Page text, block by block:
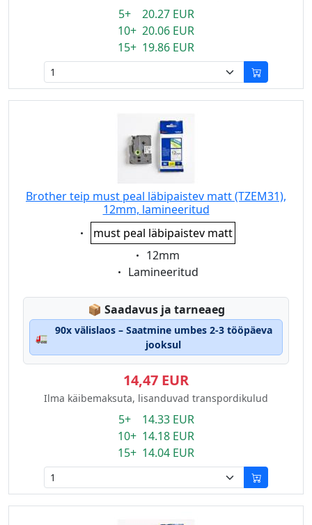
5+ 20.27 EUR
10+ 20.06 EUR
15+ 19.86 EUR
Brother teip must peal läbipaistev matt (TZEM31),
12mm, lamineeritud
Eigenschaft:
must peal läbipaistev matt
Eigenschaft:
12mm
Eigenschaft:
Lamineeritud
📦 Lagerstatus:
Saadavus ja tarneaeg
🚛
90x välislaos – Saatmine umbes 2-3 tööpäeva
jooksul
14,47 EUR
Ilma käibemaksuta, lisanduvad transpordikulud
5+ 14.33 EUR
10+ 14.18 EUR
15+ 14.04 EUR